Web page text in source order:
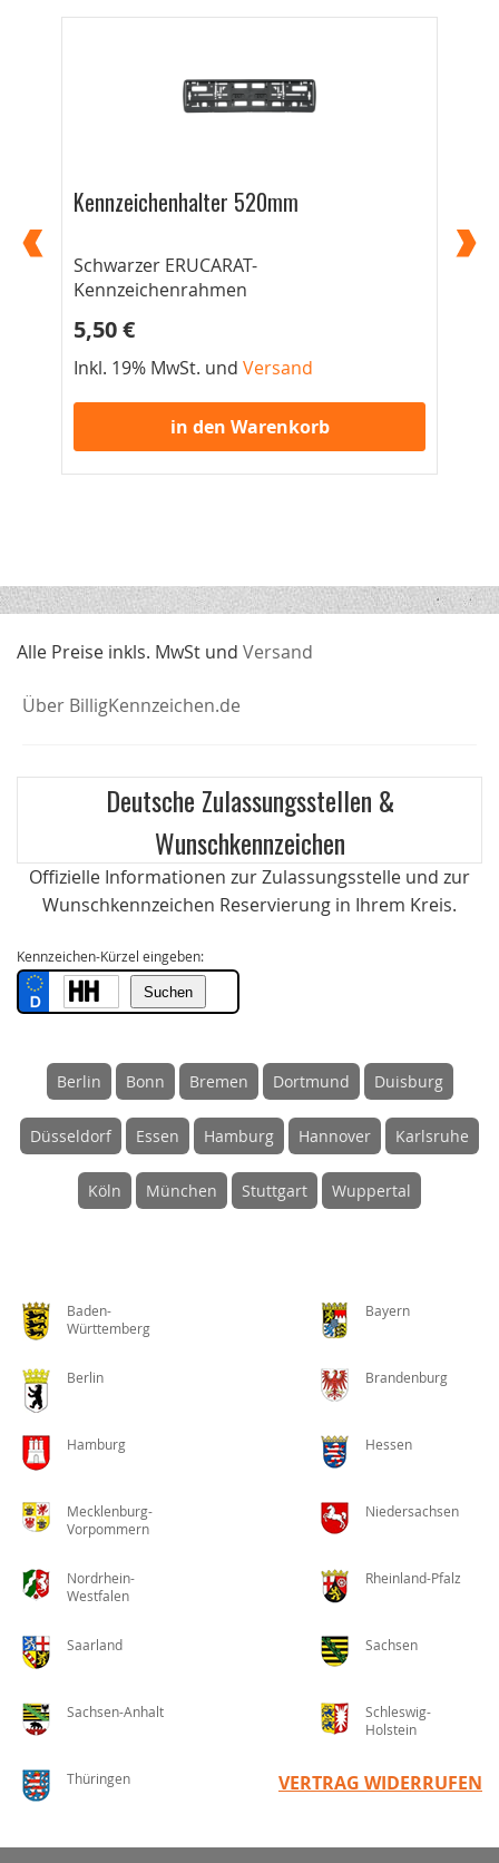
Kennzeichenhalter 520mm
Schwarzer ERUCARAT-
Kennzeichenrahmen
5,50 €
Inkl. 19% MwSt. und Versand
in den Warenkorb
Alle Preise inkls. MwSt und Versand
Über BilligKennzeichen.de
Deutsche Zulassungsstellen &
Wunschkennzeichen
Offizielle Informationen zur Zulassungsstelle und zur
Wunschkennzeichen Reservierung in Ihrem Kreis.
Kennzeichen-Kürzel eingeben:
Berlin Bonn Bremen Dortmund Duisburg
Düsseldorf Essen Hamburg Hannover Karlsruhe
Köln München Stuttgart Wuppertal
Baden-
Württemberg
Bayern
Berlin Brandenburg
Hamburg Hessen
Mecklenburg-
Vorpommern
Niedersachsen
Nordrhein-
Westfalen
Rheinland-Pfalz
Saarland Sachsen
Sachsen-Anhalt
Schleswig-
Holstein
Thüringen VERTRAG WIDERRUFEN